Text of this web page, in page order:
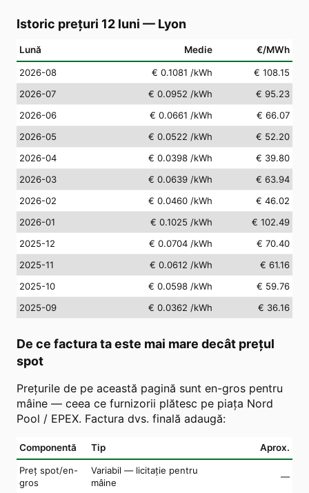
Istoric prețuri 12 luni — Lyon
Lună Medie €/MWh
2026-08 € 0.1081 /kWh
€ 108.15
2026-07
€ 0.0952 /kWh
€ 95.23
2026-06
€ 0.0661 /kWh
€ 66.07
2026-05
€ 0.0522 /kWh
€ 52.20
2026-04
€ 0.0398 /kWh
€ 39.80
2026-03
€ 0.0639 /kWh
€ 63.94
2026-02
€ 0.0460 /kWh
€ 46.02
2026-01
€ 0.1025 /kWh
€ 102.49
2025-12
€ 0.0704 /kWh
€ 70.40
2025-11
€ 0.0612 /kWh
€ 61.16
2025-10
€ 0.0598 /kWh
€ 59.76
2025-09
€ 0.0362 /kWh € 36.16
De ce factura ta este mai mare decât prețul
spot
Prețurile de pe această pagină sunt en-gros pentru
mâine — ceea ce furnizorii plătesc pe piața Nord
Pool / EPEX. Factura dvs. finală adaugă:
Componentă Tip Aprox.
Preț spot/en-
gros
Variabil — licitație pentru
mâine
—